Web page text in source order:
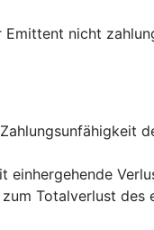
nicht
einhergehende
Totalverlust des